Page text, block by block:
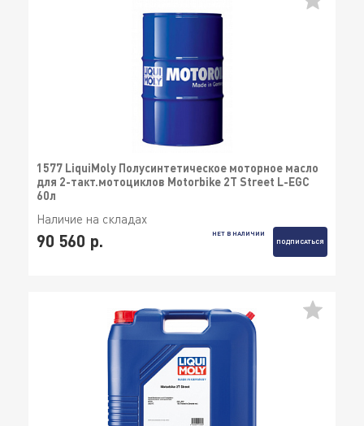
1577 LiquiMoly Полусинтетическое моторное масло
для 2-такт.мотоциклов Motorbike 2T Street L-EGC
60л
Наличие на складах
90 560 р.
НЕТ В НАЛИЧИИ
ПОДПИСАТЬСЯ